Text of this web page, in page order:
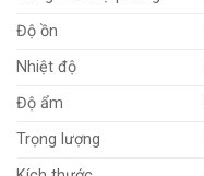
Độ ồn
Nhiệt độ
Độ ẩm
Trọng lượng